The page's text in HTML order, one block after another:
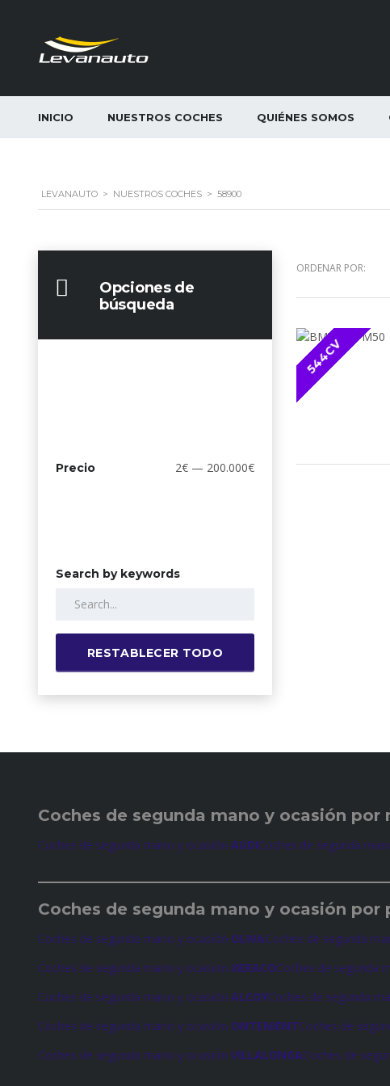
INICIO NUESTROS COCHES QUIÉNES SOMOS
LEVANAUTO > NUESTROS COCHES > 58900
Opciones de
búsqueda
Precio 2€ — 200.000€
Search by keywords
RESTABLECER TODO
ORDENAR POR:
544CV
Coches de segunda mano y ocasión por
Coches de segunda mano y ocasión AUDICoches de segunda
Coches de segunda mano y ocasión por
Coches de segunda mano y ocasión OLIVACoches de segunda
Coches de segunda mano y ocasión XERACOCoches de segunda
Coches de segunda mano y ocasión ALCOYCoches de segunda
Coches de segunda mano y ocasión ONTENIENTCoches de
Coches de segunda mano y ocasión VILLALONGACoches de